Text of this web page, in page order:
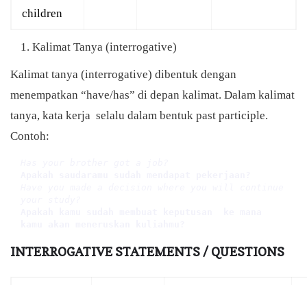
children
Kalimat Tanya (interrogative)
Kalimat tanya (interrogative) dibentuk dengan
menempatkan “have/has” di depan kalimat. Dalam kalimat
tanya, kata kerja selalu dalam bentuk past participle.
Contoh:
INTERROGATIVE STATEMENTS / QUESTIONS